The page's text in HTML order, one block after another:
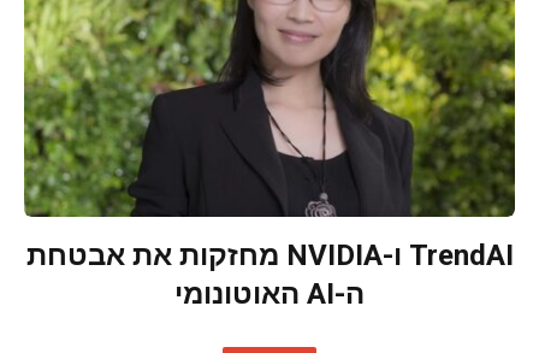
TrendAI ו-NVIDIA מחזקות את אבטחת
ה-AI האוטונומי